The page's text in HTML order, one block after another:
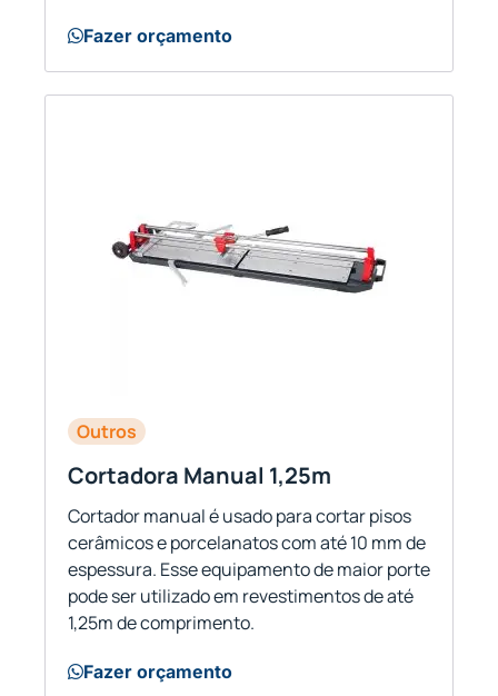
Fazer orçamento
Outros
Cortadora Manual 1,25m
Cortador manual é usado para cortar pisos
cerâmicos e porcelanatos com até 10 mm de
espessura. Esse equipamento de maior porte
pode ser utilizado em revestimentos de até
1,25m de comprimento.
Fazer orçamento